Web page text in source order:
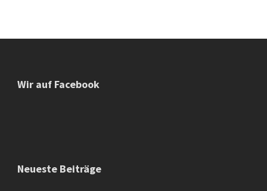
Wir auf Facebook
Neueste Beiträge